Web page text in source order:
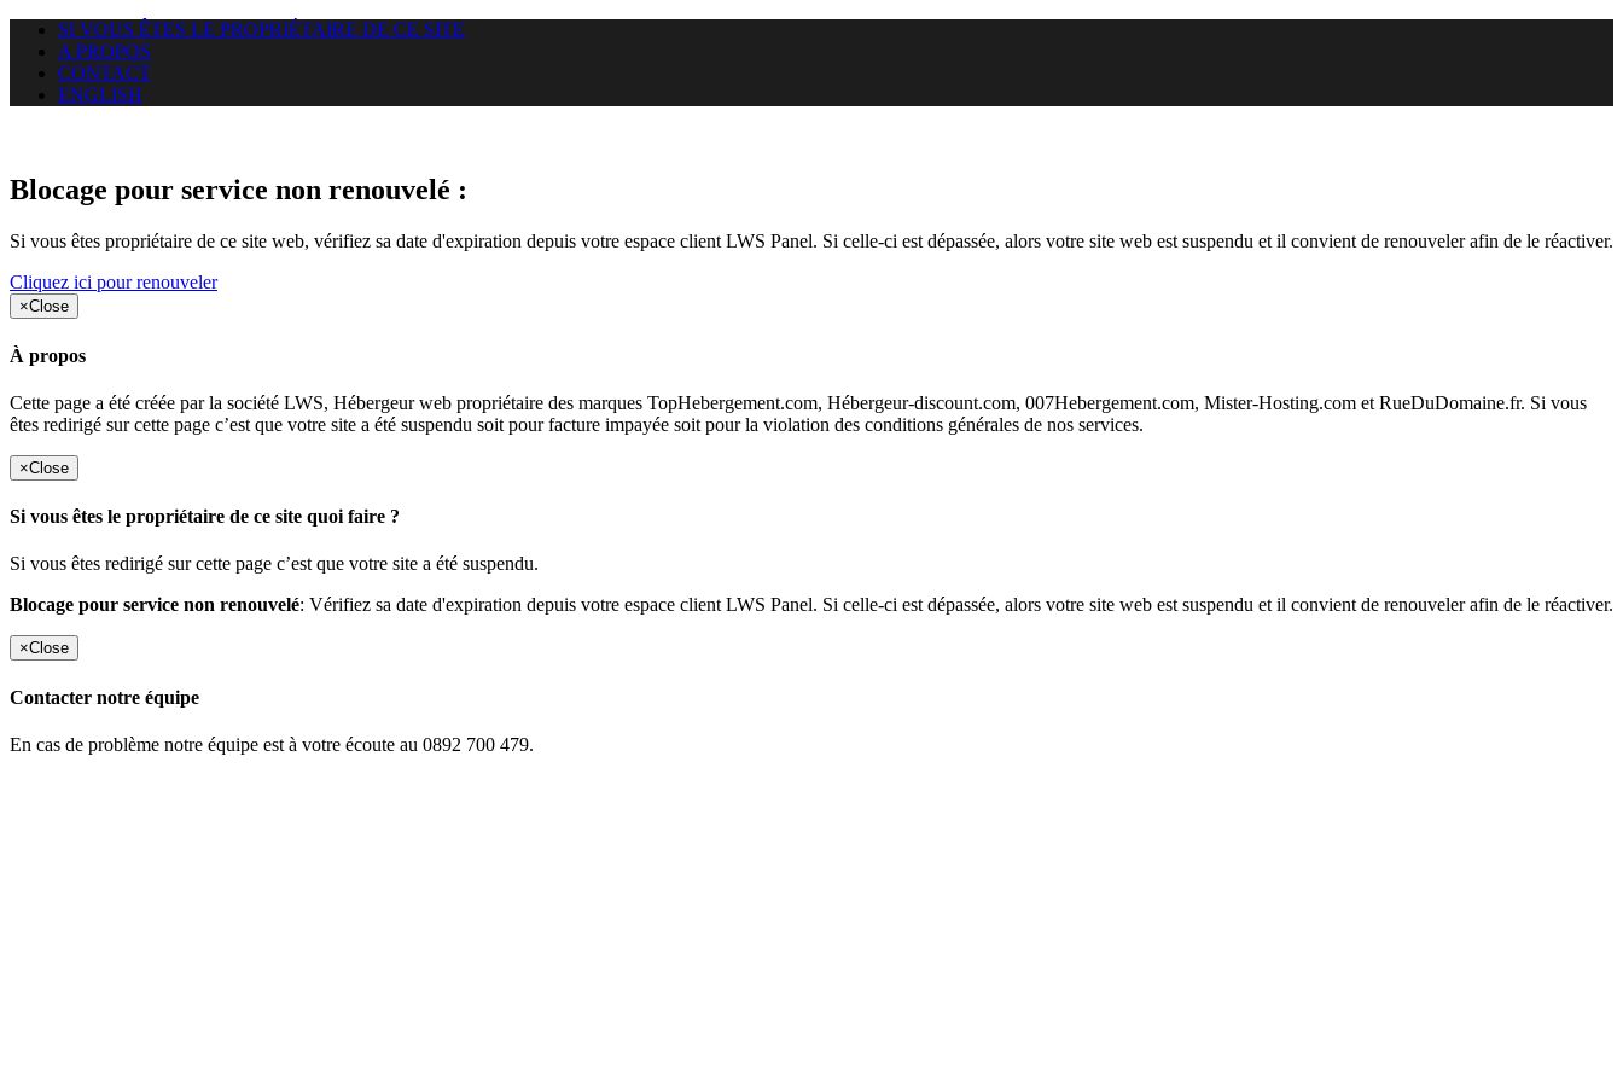
SI VOUS ÊTES LE PROPRIÉTAIRE DE CE SITE
A PROPOS
CONTACT
ENGLISH
Blocage pour service non renouvelé :
Si vous êtes propriétaire de ce site web, vérifiez sa date d'expiration depuis votre espace client LWS Panel. Si celle-ci est dépassée, alors votre site web est suspendu et il convient de renouveler afin de le réactiver.
Cliquez ici pour renouveler
×Close
À propos
Cette page a été créée par la société LWS, Hébergeur web propriétaire des marques TopHebergement.com, Hébergeur-discount.com, 007Hebergement.com, Mister-Hosting.com et RueDuDomaine.fr. Si vous
êtes redirigé sur cette page c’est que votre site a été suspendu soit pour facture impayée soit pour la violation des conditions générales de nos services.
×Close
Si vous êtes le propriétaire de ce site quoi faire ?
Si vous êtes redirigé sur cette page c’est que votre site a été suspendu.
Blocage pour service non renouvelé: Vérifiez sa date d'expiration depuis votre espace client LWS Panel. Si celle-ci est dépassée, alors votre site web est suspendu et il convient de renouveler afin de le réactiver.
×Close
Contacter notre équipe
En cas de problème notre équipe est à votre écoute au 0892 700 479.